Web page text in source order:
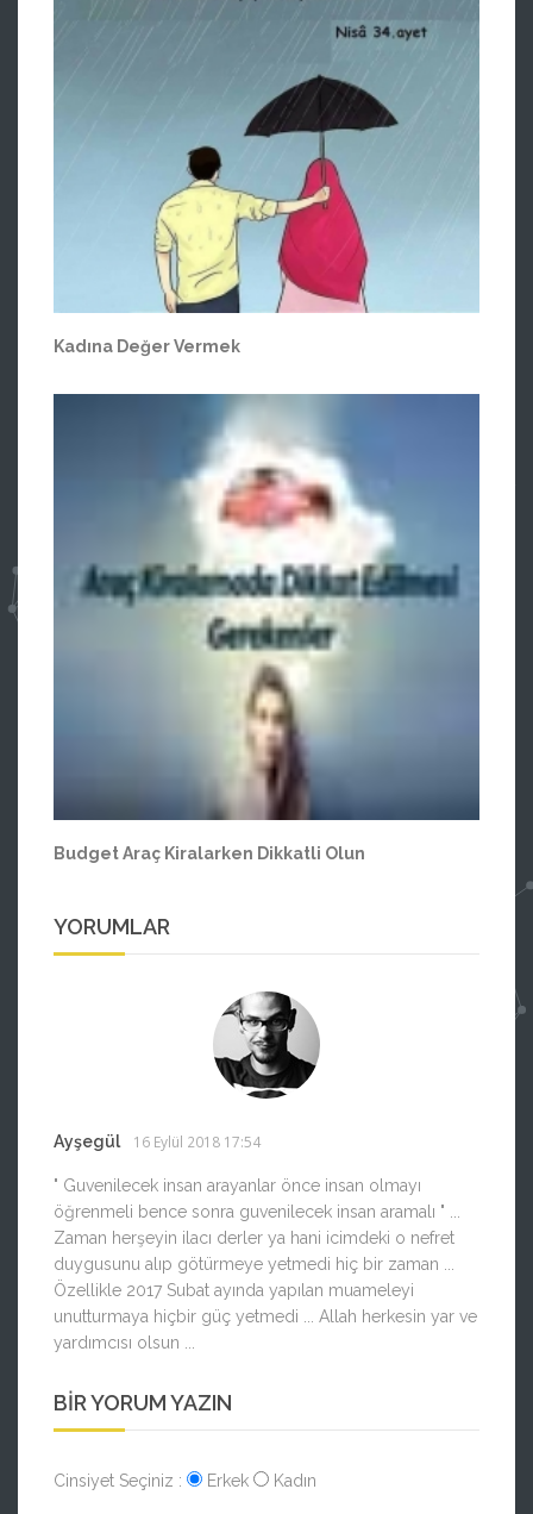
Kadına Değer Vermek
Budget Araç Kiralarken Dikkatli Olun
YORUMLAR
Ayşegül 16 Eylül 2018 17:54
" Guvenilecek insan arayanlar önce insan olmayı
öğrenmeli bence sonra guvenilecek insan aramalı " ...
Zaman herşeyin ilacı derler ya hani icimdeki o nefret
duygusunu alıp götürmeye yetmedi hiç bir zaman ...
Özellikle 2017 Subat ayında yapılan muameleyi
unutturmaya hiçbir güç yetmedi ... Allah herkesin yar ve
yardımcısı olsun ...
BIR YORUM YAZIN
Cinsiyet Seçiniz : Erkek Kadın